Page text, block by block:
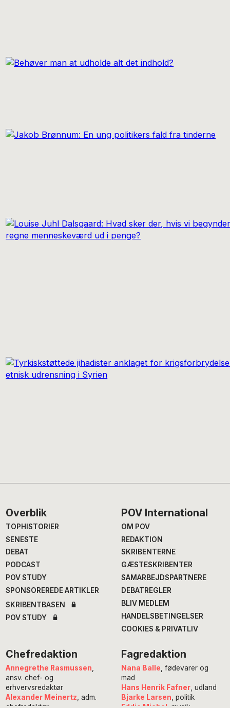
Footer
Overblik
TOPHISTORIER
SENESTE
DEBAT
PODCAST
POV STUDY
SPONSOREREDE ARTIKLER
SKRIBENTBASEN
POV STUDY
POV International
OM POV
REDAKTION
SKRIBENTERNE
GÆSTESKRIBENTER
SAMARBEJDSPARTNERE
DEBATREGLER
BLIV MEDLEM
HANDELSBETINGELSER
COOKIES & PRIVATLIV
Chefredaktion
Annegrethe Rasmussen
ansv. chef- og
erhvervsredaktør
Alexander Meinertz , adm.
Fagredaktion
Nana Balle , fødevarer og
mad
Hans Henrik Fafner, udland
Bjarke Larsen , politik